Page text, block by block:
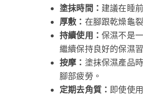
塗抹時間： 建議在睡
厚敷： 在腳跟乾燥龜
持續使用： 保濕不是
繼續保持良好的保濕
按摩： 塗抹保濕產品
腳部疲勞。
定期去角質： 即使使